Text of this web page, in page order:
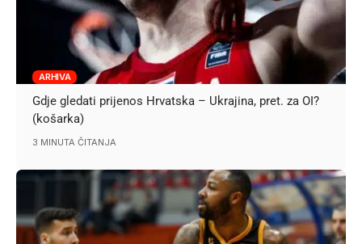
ARHIVA
Gdje gledati prijenos Hrvatska – Ukrajina, pret. za OI?
(košarka)
3 MINUTA ČITANJA